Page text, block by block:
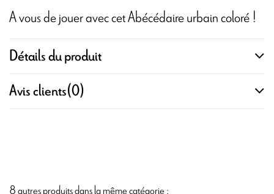
A vous de jouer avec cet Abécédaire urbain coloré !
Détails du produit
Avis clients(0)
8 autres produits dans la même catégorie :